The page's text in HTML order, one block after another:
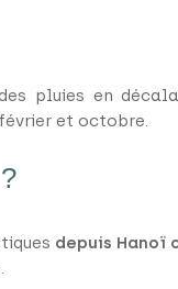
pluies en
et octobre.
depuis Hanoï